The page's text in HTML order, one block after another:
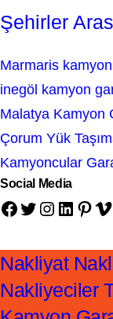
Şehirler
Marmaris
inegöl kamyon
Malatya Kamyon
Çorum Yük
Kamyoncular
Social Media
Facebook Twitter Instagram LinkedIn Pinterest Vimeo
Nakliyat
Nakliyeciler